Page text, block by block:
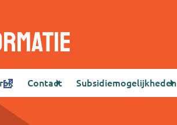
Contact Subsidiemogelijkheden